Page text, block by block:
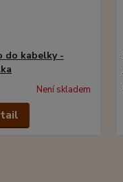
do kabelky -
Není skladem